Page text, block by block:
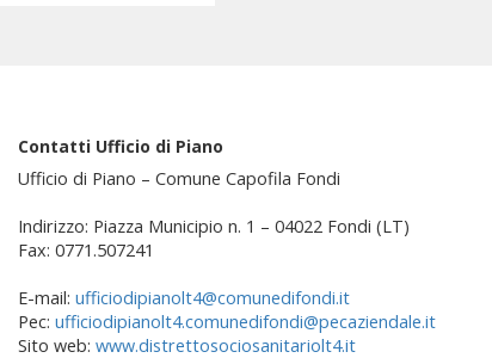
Contatti Ufficio di Piano
Ufficio di Piano – Comune Capofila Fondi
Indirizzo: Piazza Municipio n. 1 – 04022 Fondi (LT)
Fax: 0771.507241
E-mail: ufficiodipianolt4@comunedifondi.it
Pec: ufficiodipianolt4.comunedifondi@pecaziendale.it
Sito web: www.distrettosociosanitariolt4.it